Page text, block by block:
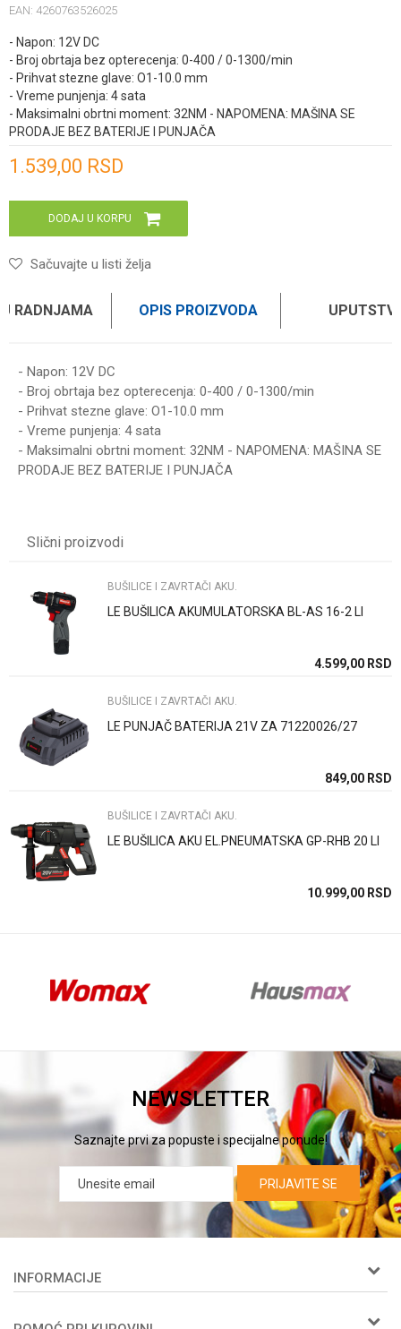
EAN: 4260763526025
- Napon: 12V DC
- Broj obrtaja bez opterecenja: 0-400 / 0-1300/min
- Prihvat stezne glave: O1-10.0 mm
- Vreme punjenja: 4 sata
- Maksimalni obrtni moment: 32NM - NAPOMENA: MAŠINA SE
PRODAJE BEZ BATERIJE I PUNJAČA
1.539,00 RSD
DODAJ U KORPU
Sačuvajte u listi želja
RADNJAMA OPIS PROIZVODA
- Napon: 12V DC
- Broj obrtaja bez opterecenja: 0-400 / 0-1300/min
- Prihvat stezne glave: O1-10.0 mm
- Vreme punjenja: 4 sata
- Maksimalni obrtni moment: 32NM - NAPOMENA: MAŠINA SE
PRODAJE BEZ BATERIJE I PUNJAČA
Poruka
Anti-spam zaštita - izračunajte koliko je 2 + 3 :
POŠALJI
Slični proizvodi
BUŠILICE I ZAVRTAČI AKU.
LE BUŠILICA AKUMULATORSKA BL-AS 16-2 LI
4.599,00 RSD
BUŠILICE I ZAVRTAČI AKU.
LE PUNJAČ BATERIJA 21V ZA 71220026/27
849,00 RSD
BUŠILICE I ZAVRTAČI AKU.
LE BUŠILICA AKU EL.PNEUMATSKA GP-RHB 20 LI
10.999,00 RSD
NEWSLETTER
Saznajte prvi za popuste i specijalne ponude!
PRIJAVITE SE
INFORMACIJE